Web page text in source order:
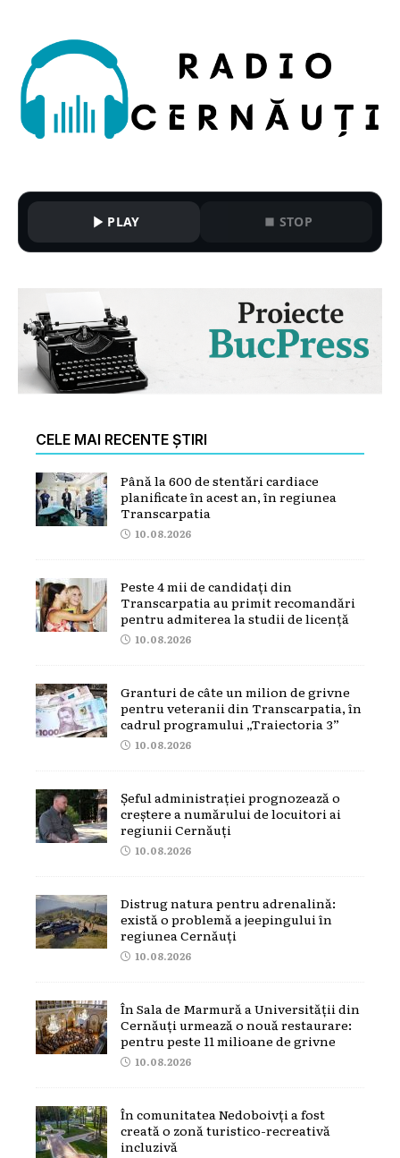
PLAY STOP
CELE MAI RECENTE ȘTIRI
Până la 600 de stentări cardiace
planificate în acest an, în regiunea
Transcarpatia
10.08.2026
Peste 4 mii de candidați din
Transcarpatia au primit recomandări
pentru admiterea la studii de licență
10.08.2026
Granturi de câte un milion de grivne
pentru veteranii din Transcarpatia, în
cadrul programului „Traiectoria 3”
10.08.2026
Șeful administrației prognozează o
creștere a numărului de locuitori ai
regiunii Cernăuți
10.08.2026
Distrug natura pentru adrenalină:
există o problemă a jeepingului în
regiunea Cernăuți
10.08.2026
În Sala de Marmură a Universității din
Cernăuți urmează o nouă restaurare:
pentru peste 11 milioane de grivne
10.08.2026
În comunitatea Nedoboivți a fost
creată o zonă turistico-recreativă
incluzivă